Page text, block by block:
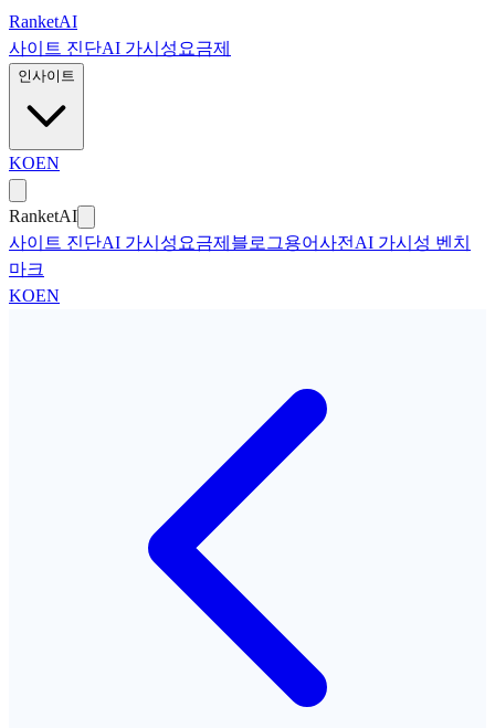
본문으로 건너뛰기
RanketAI
사이트 진단AI 가시성 요금제
인사이트
KOEN
RanketAI
사이트 진단AI 가시성 요금제 블로그용어사전 AI 가시성 벤치
마크
KOEN